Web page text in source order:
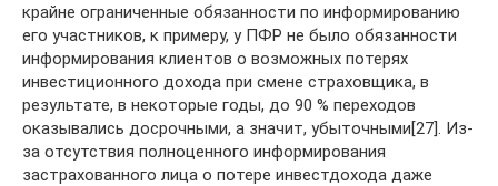
крайне ограниченные обязанности по информированию
его участников, к примеру, у ПФР не было обязанности
информирования клиентов о возможных потерях
инвестиционного дохода при смене страховщика, в
результате, в некоторые годы, до 90 % переходов
оказывались досрочными, а значит, убыточными[27]. Из-
за отсутствия полноценного информирования
застрахованного лица о потере инвестдохода даже